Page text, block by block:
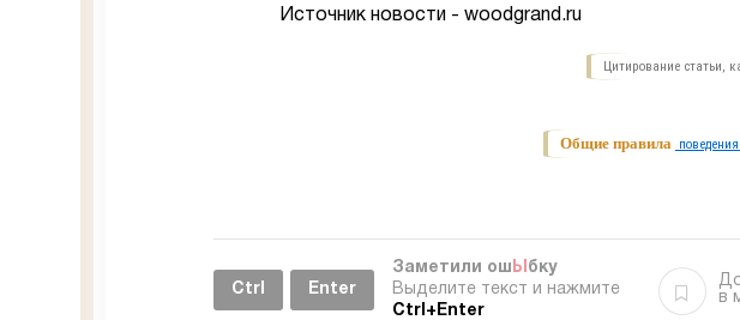
Источник новости - woodgrand.ru
Цитирование статьи,
Общие правила
Ctrl Enter
Заметили ош Ы бку
Выделите текст и нажмите
Ctrl+Enter
в